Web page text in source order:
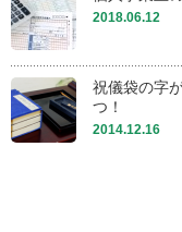
2018.06.12
祝儀袋の字
つ！
2014.12.16